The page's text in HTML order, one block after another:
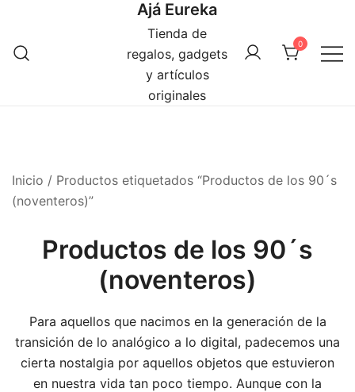
contenido
Ajá Eureka
Tienda de
regalos, gadgets
y artículos
originales
0
Inicio / Productos etiquetados “Productos de los 90´s
(noventeros)”
Productos de los 90´s
(noventeros)
Para aquellos que nacimos en la generación de la
transición de lo analógico a lo digital, padecemos una
cierta nostalgia por aquellos objetos que estuvieron
en nuestra vida tan poco tiempo. Aunque con la